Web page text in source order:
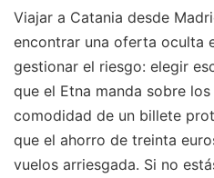
Viajar a Catania desde
encontrar una oferta oculta
gestionar el riesgo: elegir
que el Etna manda sobre
comodidad de un billete
que el ahorro de treinta
vuelos arriesgada. Si no